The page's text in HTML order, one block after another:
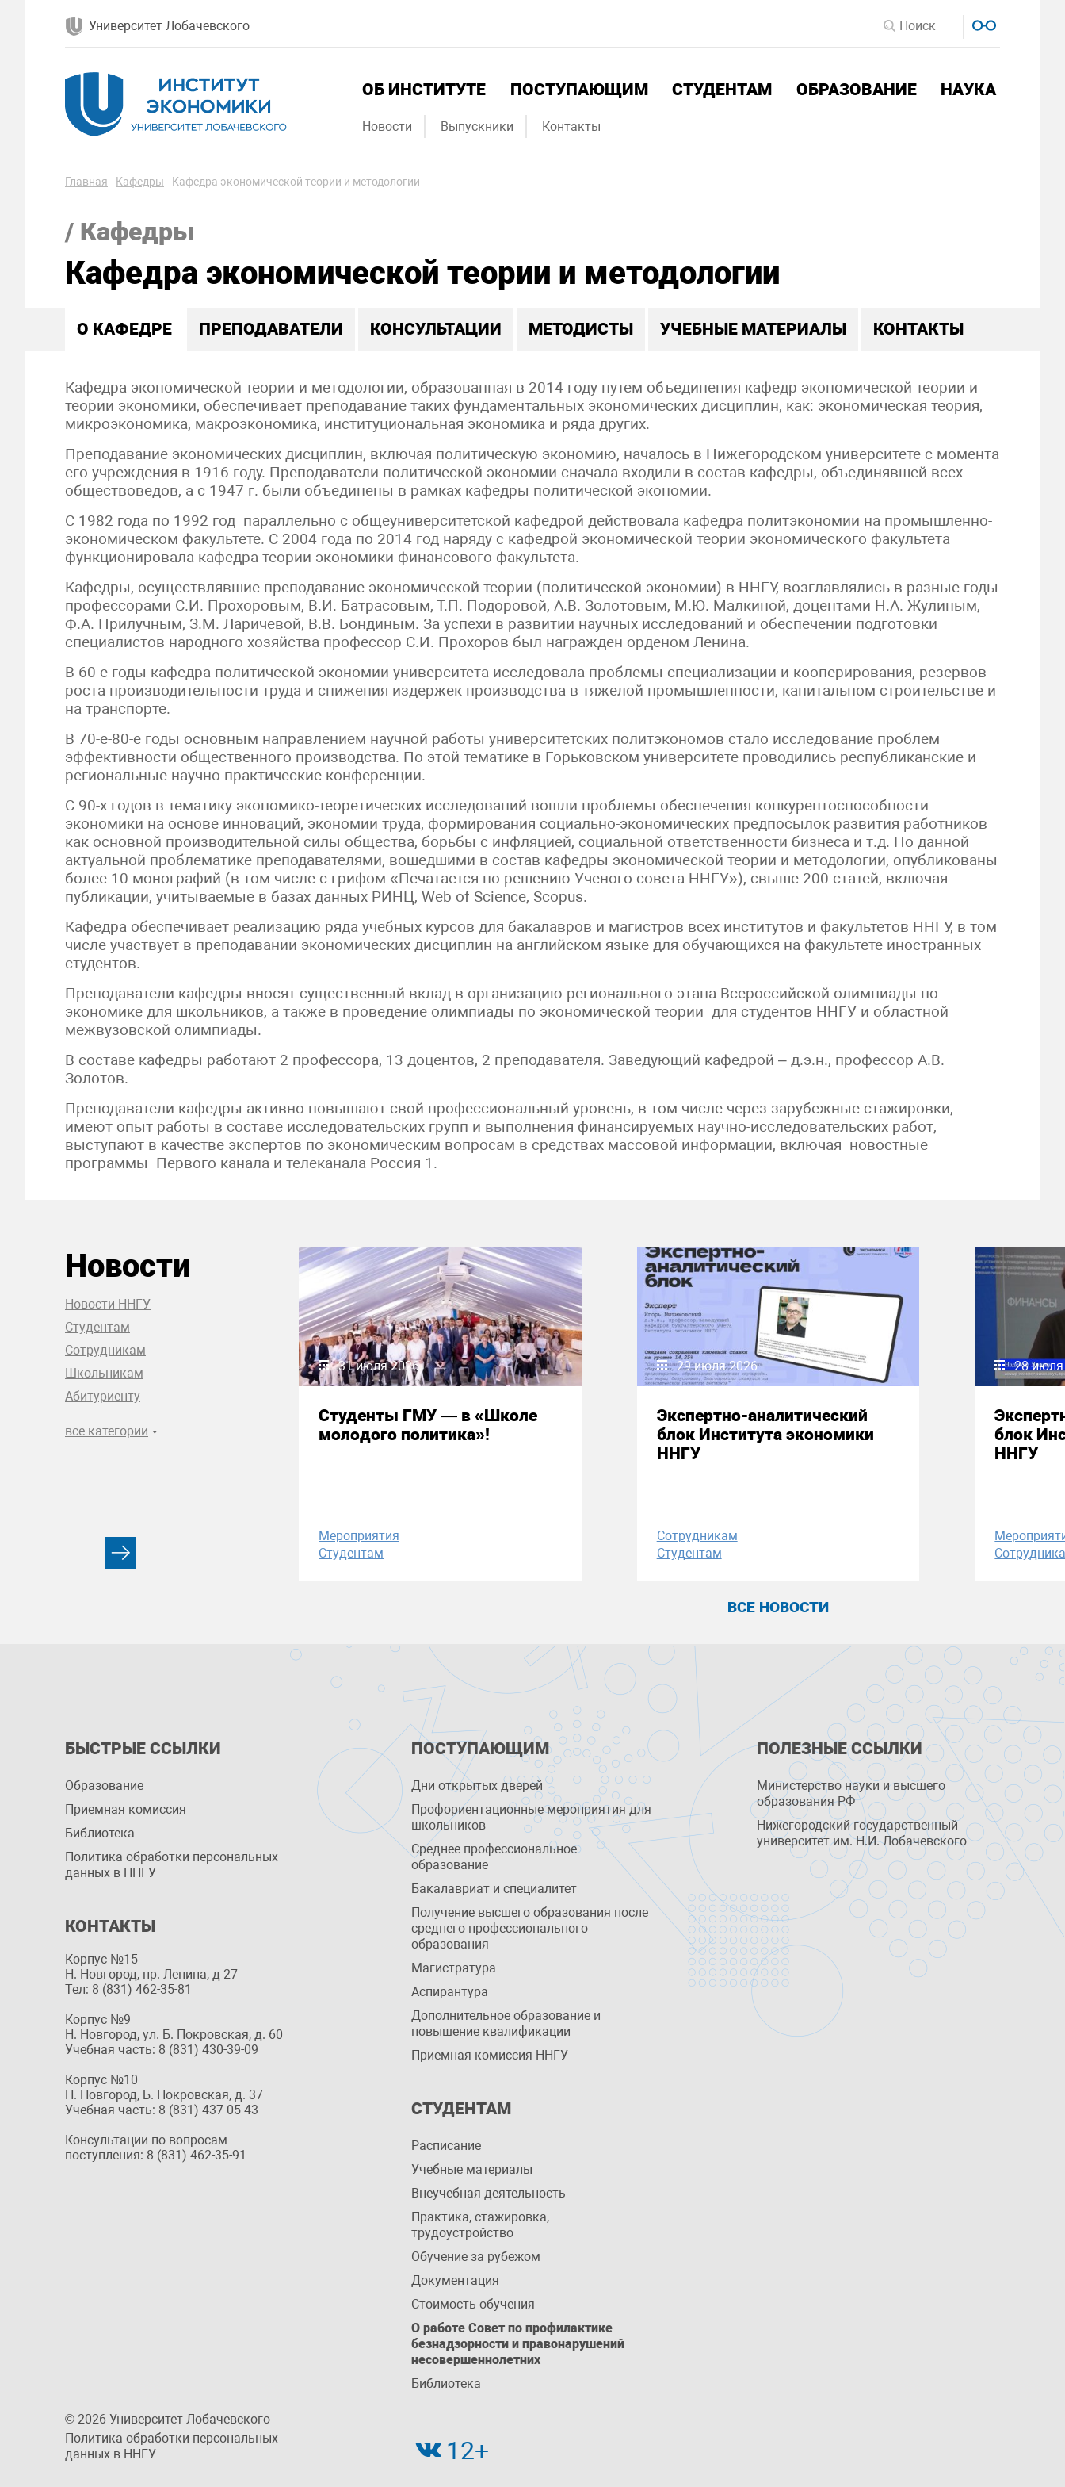
Университет Лобачевского
ОБ ИНСТИТУТЕ ПОСТУПАЮЩИМ СТУДЕНТАМ ОБРАЗОВАНИЕ НАУКА
Новости Выпускники Контакты
Главная - Кафедры - Кафедра экономической теории и методологии
/ Кафедры
Кафедра экономической теории и методологии
О КАФЕДРЕ ПРЕПОДАВАТЕЛИ КОНСУЛЬТАЦИИ МЕТОДИСТЫ УЧЕБНЫЕ МАТЕРИАЛЫ КОНТАКТЫ
Кафедра экономической теории и методологии, образованная в 2014 году путем объединения кафедр экономической теории и
теории экономики, обеспечивает преподавание таких фундаментальных экономических дисциплин, как: экономическая теория,
микроэкономика, макроэкономика, институциональная экономика и ряда других.
Преподавание экономических дисциплин, включая политическую экономию, началось в Нижегородском университете с момента
его учреждения в 1916 году. Преподаватели политической экономии сначала входили в состав кафедры, объединявшей всех
обществоведов, а с 1947 г. были объединены в рамках кафедры политической экономии.
С 1982 года по 1992 год параллельно с общеуниверситетской кафедрой действовала кафедра политэкономии на промышленно-
экономическом факультете. С 2004 года по 2014 год наряду с кафедрой экономической теории экономического факультета
функционировала кафедра теории экономики финансового факультета.
Кафедры, осуществлявшие преподавание экономической теории (политической экономии) в ННГУ, возглавлялись в разные годы
профессорами С.И. Прохоровым, В.И. Батрасовым, Т.П. Подоровой, А.В. Золотовым, М.Ю. Малкиной, доцентами Н.А. Жулиным,
Ф.А. Прилучным, З.М. Ларичевой, В.В. Бондиным. За успехи в развитии научных исследований и обеспечении подготовки
специалистов народного хозяйства профессор С.И. Прохоров был награжден орденом Ленина.
В 60-е годы кафедра политической экономии университета исследовала проблемы специализации и кооперирования, резервов
роста производительности труда и снижения издержек производства в тяжелой промышленности, капитальном строительстве и
на транспорте.
В 70-е-80-е годы основным направлением научной работы университетских политэкономов стало исследование проблем
эффективности общественного производства. По этой тематике в Горьковском университете проводились республиканские и
региональные научно-практические конференции.
С 90-х годов в тематику экономико-теоретических исследований вошли проблемы обеспечения конкурентоспособности
экономики на основе инноваций, экономии труда, формирования социально-экономических предпосылок развития работников
как основной производительной силы общества, борьбы с инфляцией, социальной ответственности бизнеса и т.д. По данной
актуальной проблематике преподавателями, вошедшими в состав кафедры экономической теории и методологии, опубликованы
более 10 монографий (в том числе с грифом «Печатается по решению Ученого совета ННГУ»), свыше 200 статей, включая
публикации, учитываемые в базах данных РИНЦ, Web of Science, Scopus.
Кафедра обеспечивает реализацию ряда учебных курсов для бакалавров и магистров всех институтов и факультетов ННГУ, в том
числе участвует в преподавании экономических дисциплин на английском языке для обучающихся на факультете иностранных
студентов.
Преподаватели кафедры вносят существенный вклад в организацию регионального этапа Всероссийской олимпиады по
экономике для школьников, а также в проведение олимпиады по экономической теории для студентов ННГУ и областной
межвузовской олимпиады.
В составе кафедры работают 2 профессора, 13 доцентов, 2 преподавателя. Заведующий кафедрой – д.э.н., профессор А.В.
Золотов.
Преподаватели кафедры активно повышают свой профессиональный уровень, в том числе через зарубежные стажировки,
имеют опыт работы в составе исследовательских групп и выполнения финансируемых научно-исследовательских работ,
выступают в качестве экспертов по экономическим вопросам в средствах массовой информации, включая новостные
программы Первого канала и телеканала Россия 1.
Новости
Новости ННГУ
Студентам
Сотрудникам
Школьникам
Абитуриенту
все категории
31 июля 2026
Студенты ГМУ — в «Школе
молодого политика»!
Мероприятия
Студентам
29 июля 2026
Экспертно-аналитический
блок Института экономики
ННГУ
Сотрудникам
Студентам
28
блок
ННГУ
ВСЕ НОВОСТИ
БЫСТРЫЕ ССЫЛКИ
Образование
Приемная комиссия
Библиотека
Политика обработки персональных
данных в ННГУ
КОНТАКТЫ
Корпус №15
Н. Новгород, пр. Ленина, д 27
Тел: 8 (831) 462-35-81
Корпус №9
Н. Новгород, ул. Б. Покровская, д. 60
Учебная часть: 8 (831) 430-39-09
Корпус №10
Н. Новгород, Б. Покровская, д. 37
Учебная часть: 8 (831) 437-05-43
Консультации по вопросам
поступления: 8 (831) 462-35-91
ПОСТУПАЮЩИМ
Дни открытых дверей
Профориентационные мероприятия для
школьников
Среднее профессиональное
образование
Бакалавриат и специалитет
Получение высшего образования после
среднего профессионального
образования
Магистратура
Аспирантура
Дополнительное образование и
повышение квалификации
Приемная комиссия ННГУ
СТУДЕНТАМ
Расписание
Учебные материалы
Внеучебная деятельность
Практика, стажировка,
трудоустройство
Обучение за рубежом
Документация
Стоимость обучения
О работе Совет по профилактике
безнадзорности и правонарушений
несовершеннолетних
Библиотека
ПОЛЕЗНЫЕ ССЫЛКИ
Министерство науки и высшего
образования РФ
Нижегородский государственный
университет им. Н.И. Лобачевского
© 2026 Университет Лобачевского
Политика обработки персональных
данных в ННГУ
12+